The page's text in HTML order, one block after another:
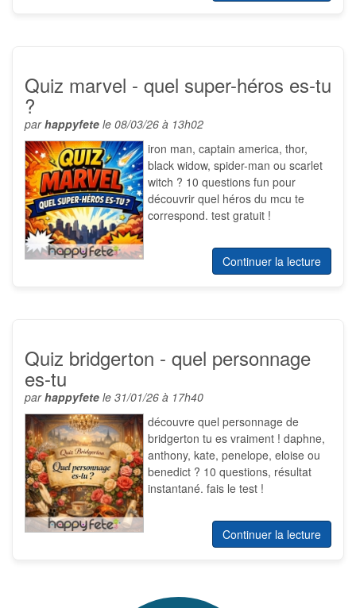
Quiz marvel - quel super-héros es-tu
?
parhappyfete le 08/03/26 à 13h02
iron man, captain america, thor,
black widow, spider-man ou scarlet
witch ? 10 questions fun pour
découvrir quel héros du mcu te
correspond. test gratuit !
Continuer la lecture
Quiz bridgerton - quel personnage
es-tu
parhappyfete le 31/01/26 à 17h40
découvre quel personnage de
bridgerton tu es vraiment ! daphne,
anthony, kate, penelope, eloise ou
benedict ? 10 questions, résultat
instantané. fais le test !
Continuer la lecture